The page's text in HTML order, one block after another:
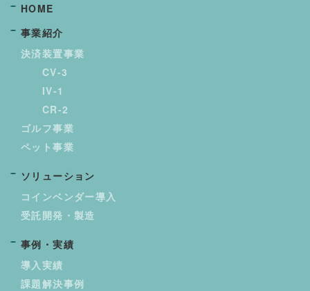
HOME
事業紹介
決済装置事業
CV-3
IV-1
CR-2
ゴルフ事業
ペット事業
ソリューション
コインベンダー導入
受託開発・製造
事例・実績
導入実績
課題解決事例